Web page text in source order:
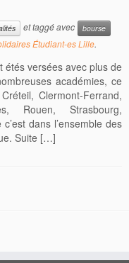
et taggé avec
bourse
Étudiant-es Lille.
étés versées avec plus de
académies, ce
Clermont-Ferrand,
Rouen, Strasbourg,
dans l’ensemble des
Suite […]